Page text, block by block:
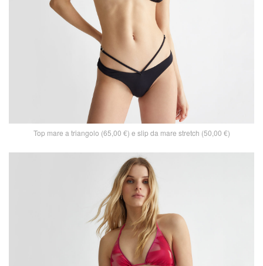
Top mare a triangolo (65,00 €) e slip da mare stretch (50,00 €)